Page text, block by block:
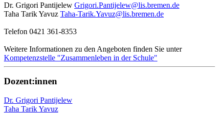
Dr. Grigori Pantijelew Grigori.Pantijelew@lis.bremen.de
Taha Tarik Yavuz Taha-Tarik.Yavuz@lis.bremen.de
Telefon 0421 361-8353
Weitere Informationen zu den Angeboten finden Sie unter
Kompetenzstelle "Zusammenleben in der Schule"
Dozent:innen
Dr. Grigori Pantijelew
Taha Tarik Yavuz